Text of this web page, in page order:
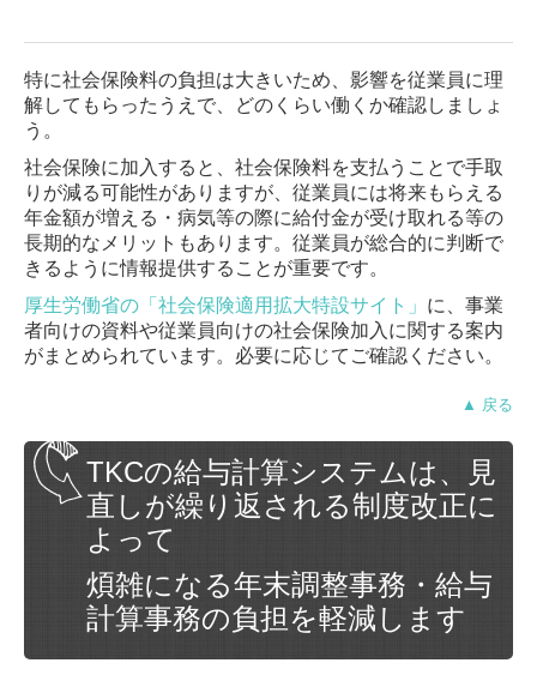
特に社会保険料の負担は大きいため、影響を従業員に理
解してもらったうえで、どのくらい働くか確認しましょ
う。
社会保険に加入すると、社会保険料を支払うことで手取
りが減る可能性がありますが、従業員には将来もらえる
年金額が増える・病気等の際に給付金が受け取れる等の
長期的なメリットもあります。従業員が総合的に判断で
きるように情報提供することが重要です。
厚生労働省の「社会保険適用拡大特設サイト」 に、事業
者向けの資料や従業員向けの社会保険加入に関する案内
がまとめられています。必要に応じてご確認ください。
▲ 戻る
TKCの給与計算システムは、見
直しが繰り返される制度改正に
よって
煩雑になる年末調整事務・給与
計算事務の負担を軽減します